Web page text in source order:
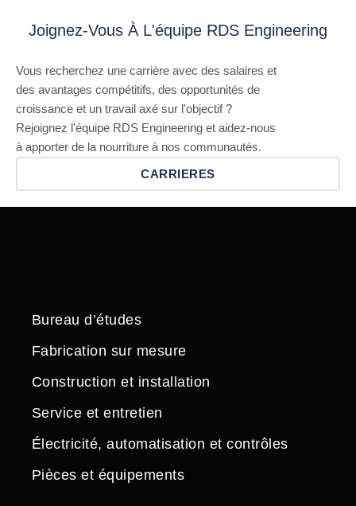
Joignez-Vous À L'équipe RDS Engineering
Vous recherchez une carrière avec des salaires et
des avantages compétitifs, des opportunités de
croissance et un travail axé sur l'objectif ?
Rejoignez l'équipe RDS Engineering et aidez-nous
à apporter de la nourriture à nos communautés.
CARRIERES
Bureau d’études
Fabrication sur mesure
Construction et installation
Service et entretien
Électricité, automatisation et contrôles
Pièces et équipements